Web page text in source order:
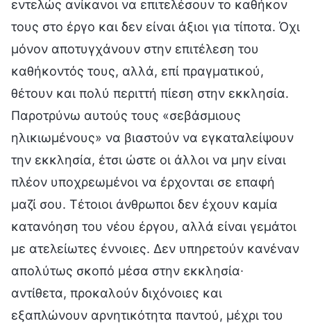
εντελώς ανίκανοι να επιτελέσουν το καθήκον
τους στο έργο και δεν είναι άξιοι για τίποτα. Όχι
μόνον αποτυγχάνουν στην επιτέλεση του
καθήκοντός τους, αλλά, επί πραγματικού,
θέτουν και πολύ περιττή πίεση στην εκκλησία.
Παροτρύνω αυτούς τους «σεβάσμιους
ηλικιωμένους» να βιαστούν να εγκαταλείψουν
την εκκλησία, έτσι ώστε οι άλλοι να μην είναι
πλέον υποχρεωμένοι να έρχονται σε επαφή
μαζί σου. Τέτοιοι άνθρωποι δεν έχουν καμία
κατανόηση του νέου έργου, αλλά είναι γεμάτοι
με ατελείωτες έννοιες. Δεν υπηρετούν κανέναν
απολύτως σκοπό μέσα στην εκκλησία∙
αντίθετα, προκαλούν διχόνοιες και
εξαπλώνουν αρνητικότητα παντού, μέχρι του